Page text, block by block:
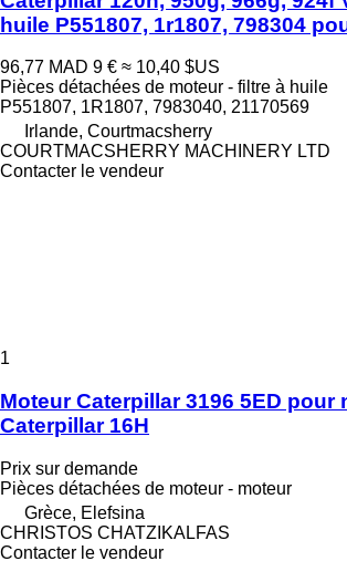
huile P551807, 1r1807, 798304
96,77 MAD 9 € ≈ 10,40 $US
Pièces détachées de moteur - filtre à huile
P551807, 1R1807, 7983040, 21170569
Irlande, Courtmacsherry
COURTMACSHERRY MACHINERY LTD
Contacter le vendeur
1
Moteur Caterpillar 3196 5ED pour
Caterpillar 16H
Prix sur demande
Pièces détachées de moteur - moteur
Grèce, Elefsina
CHRISTOS CHATZIKALFAS
Contacter le vendeur